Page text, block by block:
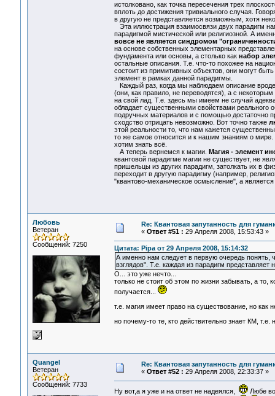
истолковано, как точка пересечения трех
вплоть до достижения тривиального случая.
в другую не представляется возможным, хотя
Эта иллюстрация взаимосвязи двух парадигм
парадигмой мистической или религиозной. А
вовсе не является синдромом
на основе собственных элементарных
фундамента или основы, а столько как набор
остальные описания. Т.е. что-то похожее на
состоит из примитивных объектов, они могут
элемент в рамках данной парадигмы.
Каждый раз, когда мы наблюдаем описание
(они, как правило, не переводятся), а с
на свой лад. Т.е. здесь мы имеем не случай
обладает существенными свойствами реального
подручных материалов и с помощью достаточно
сходство отрицать невозможно. Вот точно также
этой реальности то, что нам кажется
то же самое относится и к нашим знаниям о
хотим знать всё.
А теперь вернемся к магии.
Магия - элемент
квантовой парадигме магии не существует, не
пришельцы из других парадигм, затолкать их в
переходит в другую парадигму (например,
"квантово-механическое осмысление", а
Любовь
Ветеран
Сообщений: 7250
Re: Квантовая запутанность для
« Ответ #51 : 29 Апреля 2008, 15:53:43 »
Цитата: Pipa от 29 Апреля 2008, 15:14:32
А именно нам следует в первую очередь понять,
взглядов". Т.е. каждая из парадигм
О... это уже нечто...
только не стоит об этом по жизни забывать, а то,
получается...
т.е. магия имеет право на существование, но как
но почему-то те, кто действительно знает КМ, т.е.
Quangel
Ветеран
Сообщений: 7733
Re: Квантовая запутанность для
« Ответ #52 : 29 Апреля 2008, 22:33:37 »
Ну вот,а я уже и на ответ не надеялся,
Любе